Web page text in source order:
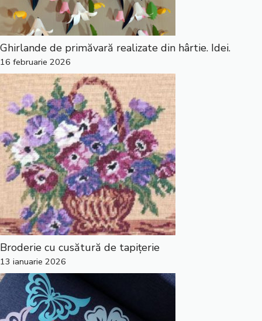
Ghirlande de primăvară realizate din hârtie. Idei.
16 februarie 2026
Broderie cu cusătură de tapițerie
13 ianuarie 2026